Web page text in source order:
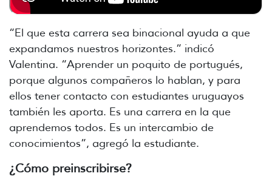
“El que esta carrera sea binacional ayuda a que
expandamos nuestros horizontes.” indicó
Valentina. “Aprender un poquito de portugués,
porque algunos compañeros lo hablan, y para
ellos tener contacto con estudiantes uruguayos
también les aporta. Es una carrera en la que
aprendemos todos. Es un intercambio de
conocimientos”, agregó la estudiante.
¿Cómo preinscribirse?